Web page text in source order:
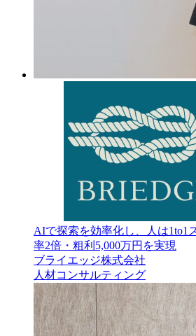
AIで探索を効率化し、人は1to1
率2倍・粗利5,000万円を実現
ブライエッジ株式会社
人材コンサルティング